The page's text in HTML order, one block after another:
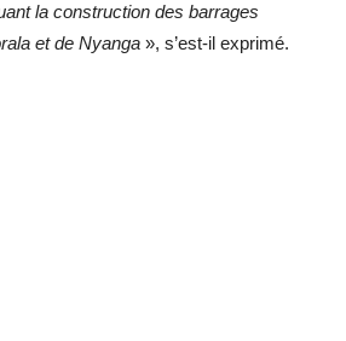
la construction des barrages
et de Nyanga », s’est-il exprimé.